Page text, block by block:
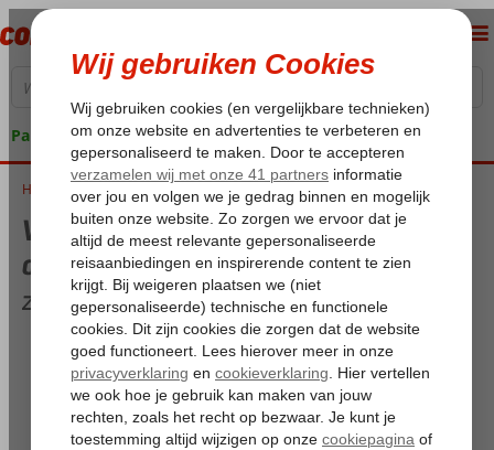
Pakketgarantie
Home Weer en temperatuur op Zakynthos in december
Weer en temperatuur op Zakynthos in
december
Zakynthos overzicht voor december
Maximum temperatuur:18,2°C
Minimum temperatuur (nacht):10°C